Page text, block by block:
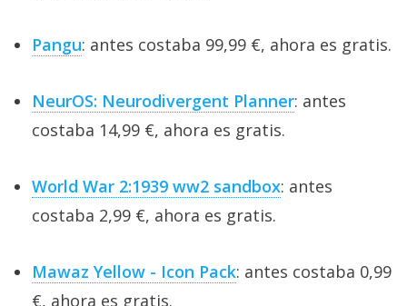
Pangu: antes costaba 99,99 €, ahora es gratis.
NeurOS: Neurodivergent Planner: antes
costaba 14,99 €, ahora es gratis.
World War 2:1939 ww2 sandbox: antes
costaba 2,99 €, ahora es gratis.
Mawaz Yellow - Icon Pack: antes costaba 0,99
€, ahora es gratis.